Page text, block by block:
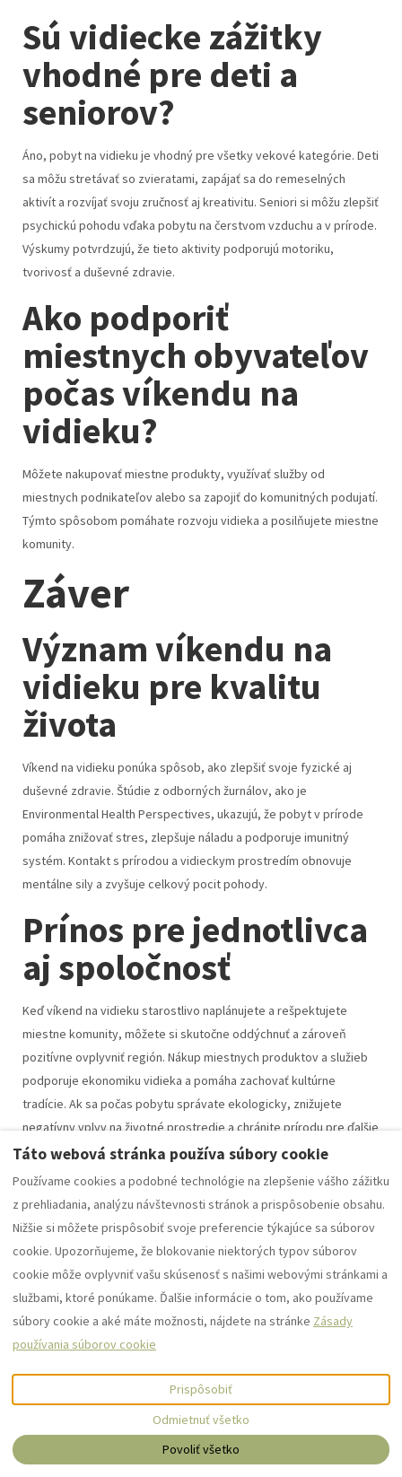
Sú vidiecke zážitky
vhodné pre deti a
seniorov?
Áno, pobyt na vidieku je vhodný pre všetky vekové kategórie. Deti
sa môžu stretávať so zvieratami, zapájať sa do remeselných
aktivít a rozvíjať svoju zručnosť aj kreativitu. Seniori si môžu zlepšiť
psychickú pohodu vďaka pobytu na čerstvom vzduchu a v prírode.
Výskumy potvrdzujú, že tieto aktivity podporujú motoriku,
tvorivosť a duševné zdravie.
Ako podporiť
miestnych obyvateľov
počas víkendu na
vidieku?
Môžete nakupovať miestne produkty, využívať služby od
miestnych podnikateľov alebo sa zapojiť do komunitných podujatí.
Týmto spôsobom pomáhate rozvoju vidieka a posilňujete miestne
komunity.
Záver
Význam víkendu na
vidieku pre kvalitu
života
Víkend na vidieku ponúka spôsob, ako zlepšiť svoje fyzické aj
duševné zdravie. Štúdie z odborných žurnálov, ako je
Environmental Health Perspectives, ukazujú, že pobyt v prírode
pomáha znižovať stres, zlepšuje náladu a podporuje imunitný
systém. Kontakt s prírodou a vidieckym prostredím obnovuje
mentálne sily a zvyšuje celkový pocit pohody.
Prínos pre jednotlivca
aj spoločnosť
Keď víkend na vidieku starostlivo naplánujete a rešpektujete
miestne komunity, môžete si skutočne oddýchnuť a zároveň
pozitívne ovplyvniť región. Nákup miestnych produktov a služieb
podporuje ekonomiku vidieka a pomáha zachovať kultúrne
tradície. Ak sa počas pobytu správate ekologicky, znižujete
negatívny vplyv na životné prostredie a chránite prírodu pre ďalšie
generácie.
Kľúč k
nezabudnuteľnému
zážitku
Ak spojíte autentické zážitky s aktívnym oddychom a chuťou
objavovať nové miesta, vytvoríte si výnimočný víkend na vidieku.
inšpiráciu a upevniť vzťahy - či už s prírodou, rodinou alebo so
sebou samým. Takýto víkend znamená starostlivosť o svoje
zdravie, získavanie nových poznatkov a lepší pocit životnej
Táto webová stránka používa súbory cookie
Používame cookies a podobné technológie na zlepšenie vášho zážitku
z prehliadania, analýzu návštevnosti stránok a prispôsobenie obsahu.
Nižšie si môžete prispôsobiť svoje preferencie týkajúce sa súborov
cookie. Upozorňujeme, že blokovanie niektorých typov súborov
cookie môže ovplyvniť vašu skúsenosť s našimi webovými stránkami a
službami, ktoré ponúkame. Ďalšie informácie o tom, ako používame
súbory cookie a aké máte možnosti, nájdete na stránke Zásady
používania súborov cookie
Prispôsobiť
Odmietnuť všetko
Povoliť všetko